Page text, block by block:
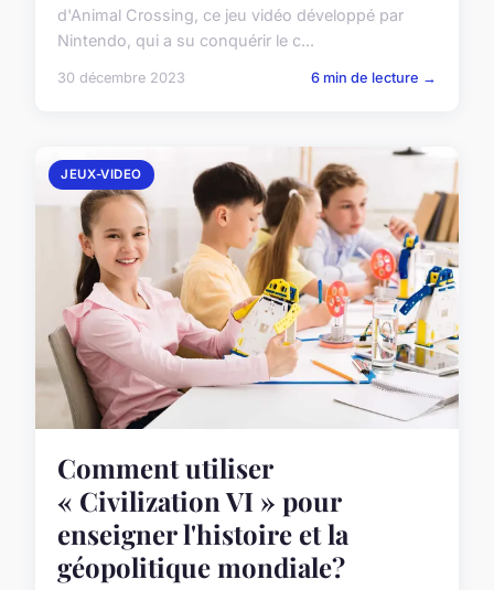
d'Animal Crossing, ce jeu vidéo développé par
Nintendo, qui a su conquérir le c...
30 décembre 2023 6 min de lecture →
JEUX-VIDEO
Comment utiliser
« Civilization VI » pour
enseigner l'histoire et la
géopolitique mondiale?